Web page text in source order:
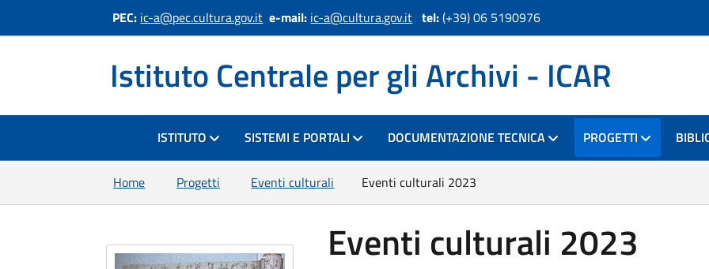
PEC: ic-a@pec.cultura.gov.it e-mail: ic-a@cultura.gov.it tel:(+39) 06 5190976
Istituto Centrale per gli Archivi - ICAR
HOMEISTITUTO SISTEMI E PORTALI DOCUMENTAZIONE TECNICA PROGETTI
Home Progetti Eventi culturali Eventi culturali 2023
Eventi culturali 2023